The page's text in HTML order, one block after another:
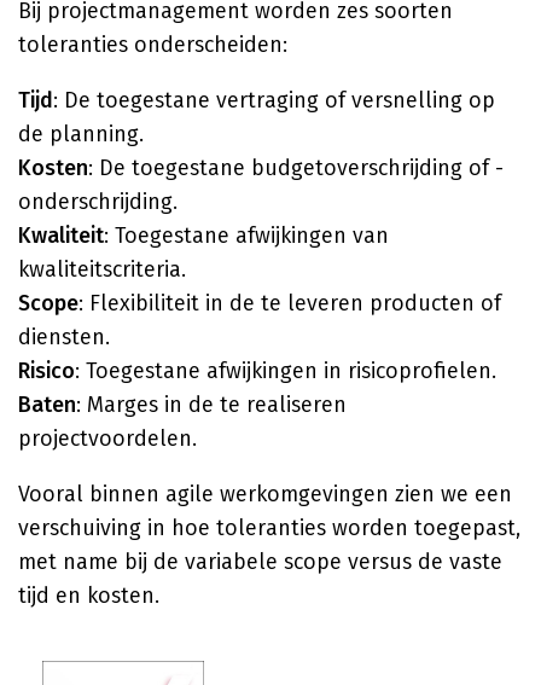
Bij projectmanagement worden zes soorten
toleranties onderscheiden:
Tijd: De toegestane vertraging of versnelling op
de planning.
Kosten: De toegestane budgetoverschrijding of -
onderschrijding.
Kwaliteit: Toegestane afwijkingen van
kwaliteitscriteria.
Scope: Flexibiliteit in de te leveren producten of
diensten.
Risico: Toegestane afwijkingen in risicoprofielen.
Baten: Marges in de te realiseren
projectvoordelen.
Vooral binnen agile werkomgevingen zien we een
verschuiving in hoe toleranties worden toegepast,
met name bij de variabele scope versus de vaste
tijd en kosten.